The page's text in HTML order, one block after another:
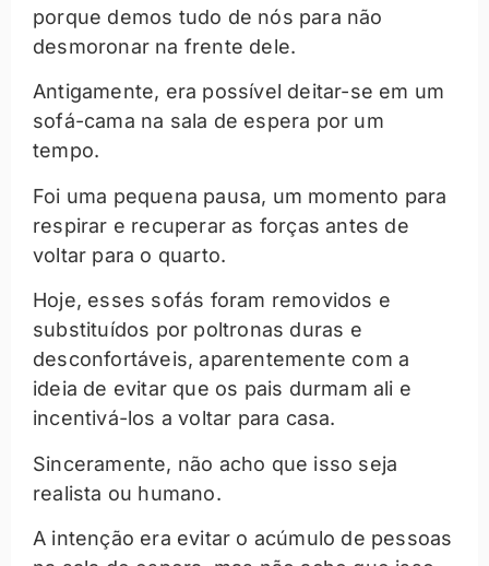
porque demos tudo de nós para não
desmoronar na frente dele.
Antigamente, era possível deitar-se em um
sofá-cama na sala de espera por um
tempo.
Foi uma pequena pausa, um momento para
respirar e recuperar as forças antes de
voltar para o quarto.
Hoje, esses sofás foram removidos e
substituídos por poltronas duras e
desconfortáveis, aparentemente com a
ideia de evitar que os pais durmam ali e
incentivá-los a voltar para casa.
Sinceramente, não acho que isso seja
realista ou humano.
A intenção era evitar o acúmulo de pessoas